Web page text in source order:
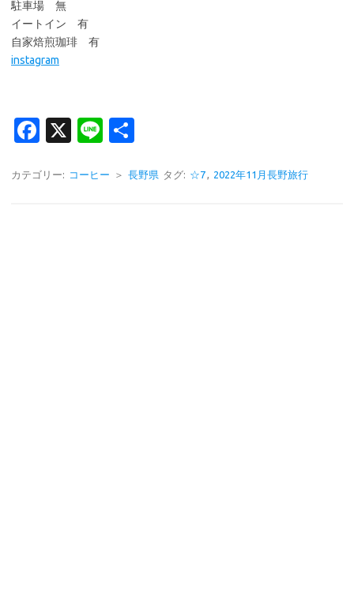
駐車場 無
イートイン 有
自家焙煎珈琲 有
instagram
Fa
e
X
Li
e
カテゴリー: コーヒー ＞ 長野県 タグ: ☆7, 2022年11月長野旅行